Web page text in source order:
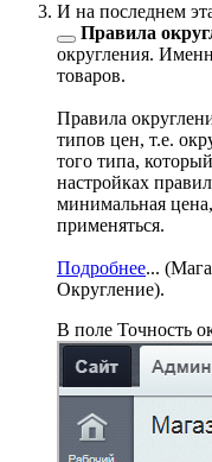
И на последнем
Правила
округления.
товаров.
Правила
типов цен, т.е.
того типа,
настройках
минимальная
применяться.
Подробнее... (
Округление).
В поле Точность